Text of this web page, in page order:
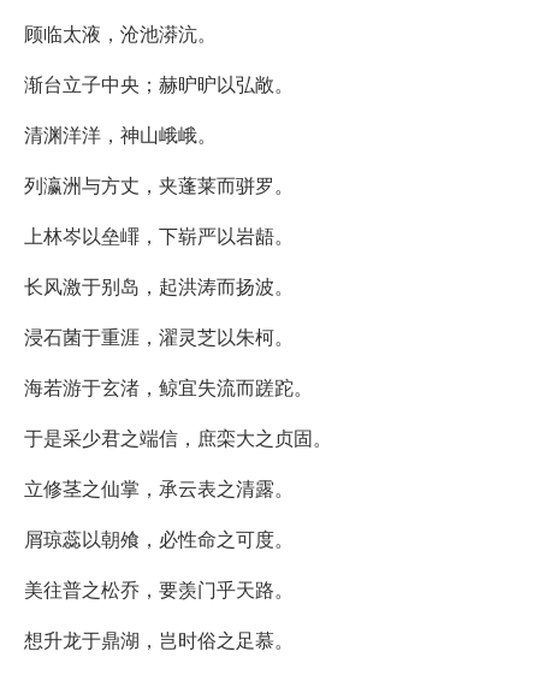
顾临太液，沧池漭沆。
渐台立子中央；赫昈昈以弘敞。
清渊洋洋，神山峨峨。
列瀛洲与方丈，夹蓬莱而骈罗。
上林岑以垒嶵，下崭严以岩龉。
长风激于别岛，起洪涛而扬波。
浸石菌于重涯，濯灵芝以朱柯。
海若游于玄渚，鲸宜失流而蹉跎。
于是采少君之端信，庶栾大之贞固。
立修茎之仙掌，承云表之清露。
屑琼蕊以朝飧，必性命之可度。
美往普之松乔，要羡门乎天路。
想升龙于鼎湖，岂时俗之足慕。